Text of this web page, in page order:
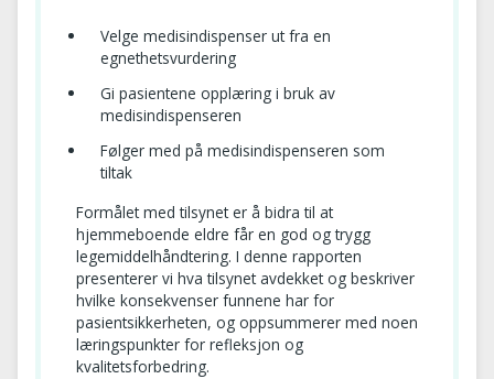
Velge medisindispenser ut fra en
egnethetsvurdering
Gi pasientene opplæring i bruk av
medisindispenseren
Følger med på medisindispenseren som
tiltak
Formålet med tilsynet er å bidra til at
hjemmeboende eldre får en god og trygg
legemiddelhåndtering. I denne rapporten
presenterer vi hva tilsynet avdekket og beskriver
hvilke konsekvenser funnene har for
pasientsikkerheten, og oppsummerer med noen
læringspunkter for refleksjon og
kvalitetsforbedring.